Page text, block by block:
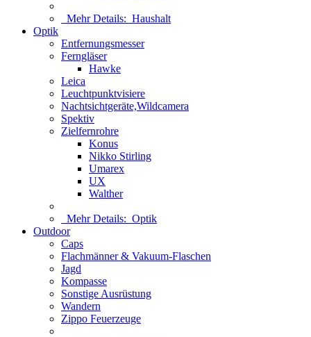
Mehr Details: Haushalt
Optik
Entfernungsmesser
Ferngläser
Hawke
Leica
Leuchtpunktvisiere
Nachtsichtgeräte,Wildcamera
Spektiv
Zielfernrohre
Konus
Nikko Stirling
Umarex
UX
Walther
Mehr Details: Optik
Outdoor
Caps
Flachmänner & Vakuum-Flaschen
Jagd
Kompasse
Sonstige Ausrüstung
Wandern
Zippo Feuerzeuge